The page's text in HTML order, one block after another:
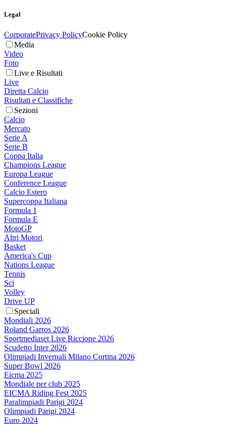
Legal
CorporatePrivacy PolicyCookie Policy
Media
Video
Foto
Live e Risultati
Live
Diretta Calcio
Risultati e Classifiche
Sezioni
Calcio
Mercato
Serie A
Serie B
Coppa Italia
Champions League
Europa League
Conference League
Calcio Estero
Supercoppa Italiana
Formula 1
Formula E
MotoGP
Altri Motori
Basket
America's Cup
Nations League
Tennis
Sci
Volley
Drive UP
Speciali
Mondiali 2026
Roland Garros 2026
Sportmediaset Live Riccione 2026
Scudetto Inter 2026
Olimpiadi Invernali Milano Cortina 2026
Super Bowl 2026
Eicma 2025
Mondiale per club 2025
EICMA Riding Fest 2025
Paralimpiadi Parigi 2024
Olimpiadi Parigi 2024
Euro 2024